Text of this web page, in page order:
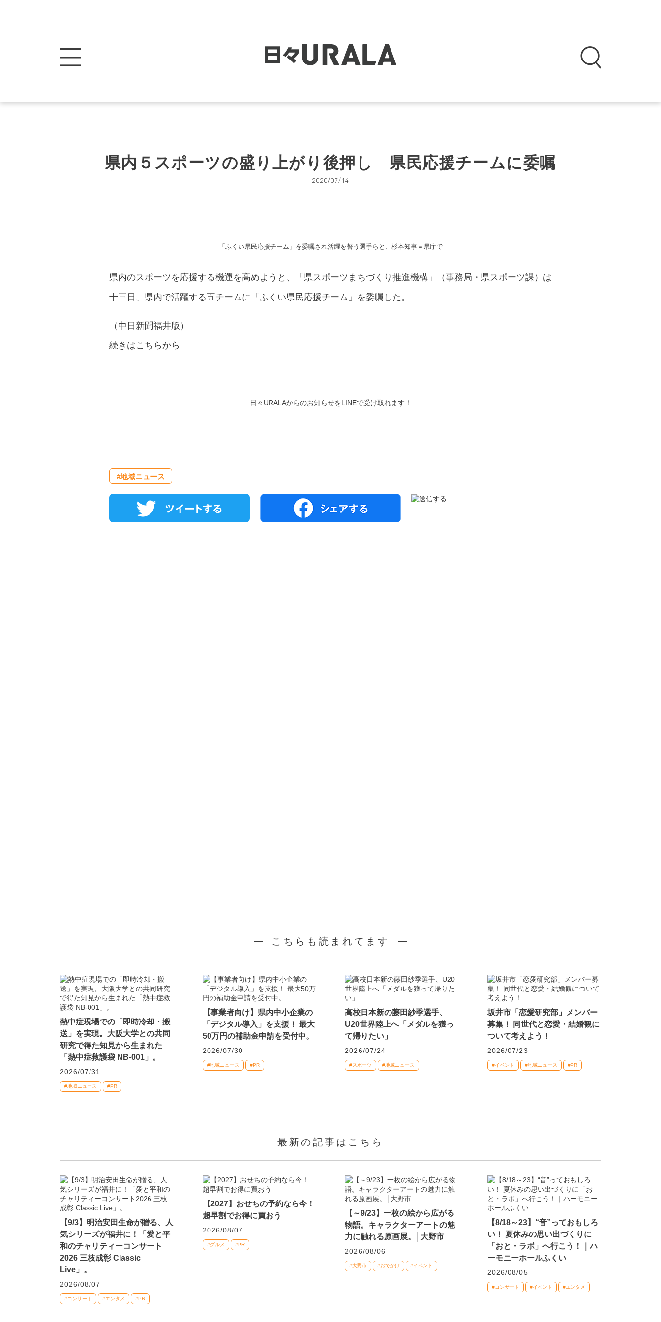
県内５スポーツの盛り上がり後押し 県民応援チームに委嘱
2020/07/14
「ふくい県民応援チーム」を委嘱され活躍を誓う選手らと、杉本知事＝県庁で
県内のスポーツを応援する機運を高めようと、「県スポーツまちづくり推進機構」（事務局・県スポーツ課）は
十三日、県内で活躍する五チームに「ふくい県民応援チーム」を委嘱した。
（中日新聞福井版）
続きはこちらから
日々URALAからのお知らせをLINEで受け取れます！
#地域ニュース
こちらも読まれてます
熱中症現場での「即時冷却・搬
送」を実現。大阪大学との共同
研究で得た知見から生まれた
「熱中症救護袋 NB-001」。
2026/07/31
#地域ニュース #PR
【事業者向け】県内中小企業の
「デジタル導入」を支援！ 最大
50万円の補助金申請を受付中。
2026/07/30
#地域ニュース #PR
高校日本新の藤田紗季選手、
U20世界陸上へ「メダルを獲っ
て帰りたい」
2026/07/24
#スポーツ #地域ニュース
坂井市「恋愛研究部」メンバー
募集！ 同世代と恋愛・結婚観に
ついて考えよう！
2026/07/23
#イベント #地域ニュース #PR
最新の記事はこちら
【9/3】明治安田生命が贈る、人
気シリーズが福井に！「愛と平
和のチャリティーコンサート
2026 三枝成彰 Classic
Live」。
2026/08/07
#コンサート #エンタメ #PR
【2027】おせちの予約なら今！
超早割でお得に買おう
2026/08/07
#グルメ #PR
【～9/23】一枚の絵から広がる
物語。キャラクターアートの魅
力に触れる原画展。│大野市
2026/08/06
#大野市 #おでかけ #イベント
【8/18～23】“音”っておもしろ
い！ 夏休みの思い出づくりに
「おと・ラボ」へ行こう！｜ハ
ーモニーホールふくい
2026/08/05
#コンサート #イベント #エンタメ